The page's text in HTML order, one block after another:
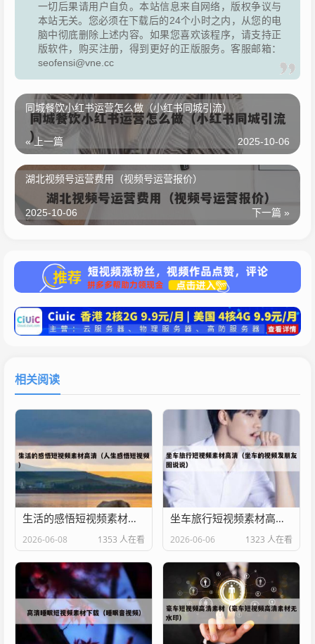
一切后果请用户自负。本站信息来自网络，版权争议与
本站无关。您必须在下载后的24个小时之内，从您的电
脑中彻底删除上述内容。如果您喜欢该程序，请支持正
版软件，购买注册，得到更好的正版服务。客服邮箱：
seofensi@vne.cc
同城餐饮小红书运营怎么做（小红书同城引流）
« 上一篇 2025-10-06
湖北视频号运营费用（视频号运营报价）
下一篇 »
2025-10-06
相关阅读
生活的感悟短视频素材高清（人生感悟短视频）
2026-06-08 1353 人在看
坐车旅行短视频素材高清（坐车的视频发朋友圈说说）
2026-06-06 1323 人在看